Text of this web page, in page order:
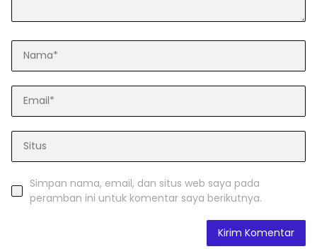
Simpan nama, email, dan situs web saya pada
peramban ini untuk komentar saya berikutnya.